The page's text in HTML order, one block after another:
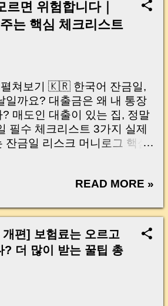
면 위험합니다｜
는 핵심 체크리스트
펼쳐보기 🇰🇷 한국어 잔금일,
일까요? 대출금은 왜 내 통장
매도인 대출이 있는 집, 정말
필수 체크리스트 3가지 실제
잔금일 리스크 머니로그 핵심
Safe If the Seller Has a
to Avoid MoneyLog
시 이런 생각 해보신 적 있으
그냥 돈 보내고 끝나는 거 아
장에서 보면 전혀 그렇지 않
서류 몇 장 처리하는 날’이 아
게는 수억 원이 한 번에 움직
는 순간 입니다. 실제로 제가
READ MORE »
편] 보험료는 오르고
? 더 많이 받는 꿀팁 총